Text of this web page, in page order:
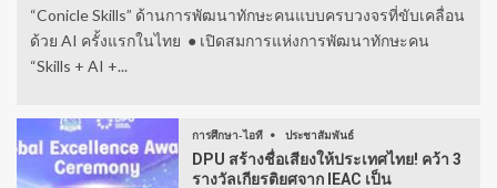
“Conicle Skills” ด้านการพัฒนาทักษะคนแบบครบวงจรที่ขับเคลื่อน
ด้วย AI ครั้งแรกในไทย ● เปิดสมการแห่งการพัฒนาทักษะคน
“Skills + AI +...
การศึกษา-ไอที ประชาสัมพันธ์
DPU สร้างชื่อเสียงให้ประเทศไทย! คว้า 3
รางวัลเกียรติยศจาก IEAC เป็น